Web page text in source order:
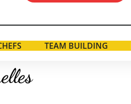
TEAM BUILDING